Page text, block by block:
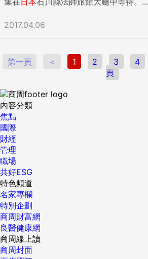
2017.04.06
第一頁 ＜ 1 2 3 4
頁
內容分類
焦點
國際
財經
管理
職場
共好ESG
特色頻道
名家專欄
特別企劃
商周財富網
良醫健康網
商周線上讀
商周封面